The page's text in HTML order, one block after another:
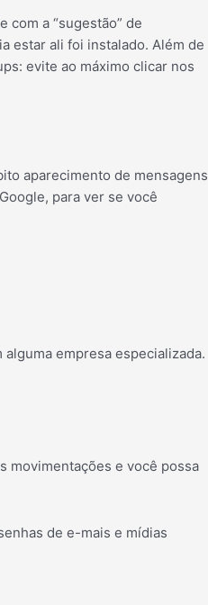
com a “sugestão” de
estar ali foi instalado. Além de
evite ao máximo clicar nos
aparecimento de mensagens
para ver se você
empresa especializada.
movimentações e você possa
de e-mais e mídias